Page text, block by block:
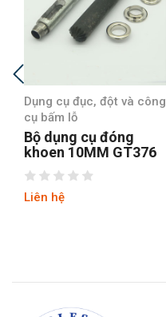
Dụng cụ đục, đột và công
cụ bấm lỗ
Bộ dụng cụ đóng
khoen 10MM GT376
Liên hệ